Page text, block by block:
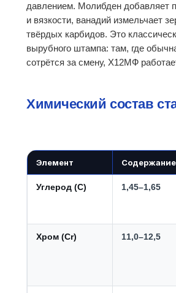
давлением. Молибден добавляет
и вязкости, ванадий измельчает
твёрдых карбидов. Это
вырубного штампа: там, где
сотрётся за смену, Х12МФ
Химический состав
Элемент
Углерод (C) 1,45–1,65
Хром (Cr) 11,0–12,5